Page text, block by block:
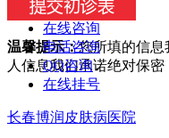
温馨提示：您所填的信息
人信息我们承诺绝对保密
在线咨询
电话咨询
QQ咨询
在线挂号
长春博润皮肤病医院